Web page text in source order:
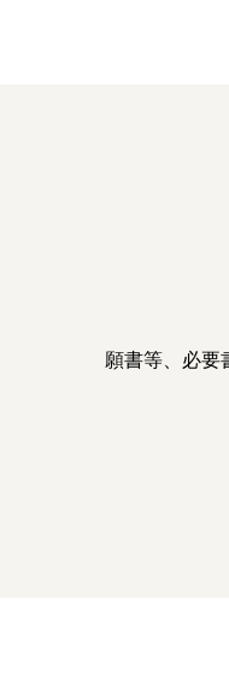
願書等、必要